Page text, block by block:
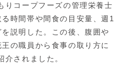
コープフーズの管理栄養士
時間帯や間食の目安量、週1
説明した。この後、腹囲や
の職員から食事の取り方に
介されました。